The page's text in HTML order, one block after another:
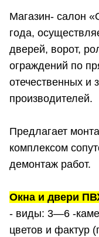
Магазин- салон
года,
дверей, ворот,
ограждений по
отечественных и
производителей.
Предлагает
комплексом
демонтаж работ.
Окна и двери
- виды: 3—6 -
цветов и фактур